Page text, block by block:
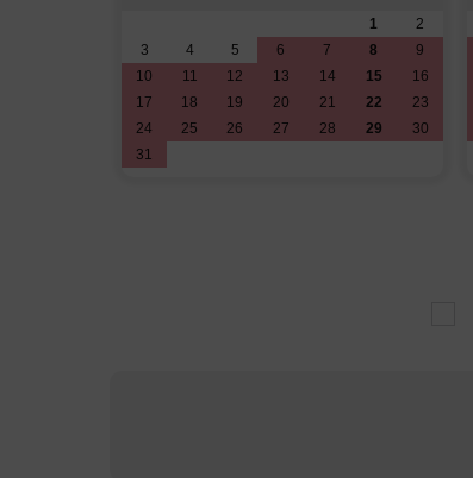
1
2
3
4 5 6 7 8
9
10
11 12 13 14 15
16
17
18 19 20 21 22
23
24
25 26 27 28 29
30
31